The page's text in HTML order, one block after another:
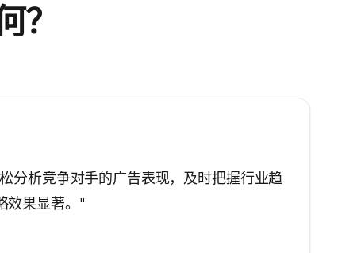
？
分析竞争对手的广告表现，及时把握行业趋
效果显著。"